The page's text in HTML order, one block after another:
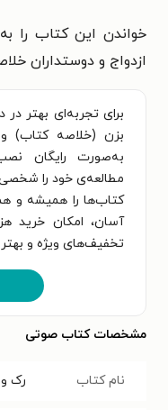
خواندن این کتاب را
ازدواج و دوستداران
برای تجربه‌ای بهتر
بزن (خلاصه کتاب)
به‌صورت رایگان
مطالعه‌ی خود را
کتاب‌ها را همیشه و
آسان، امکان خرید
تخفیف‌های ویژه و
مشخصات کتاب صوتی
نام کتاب رک